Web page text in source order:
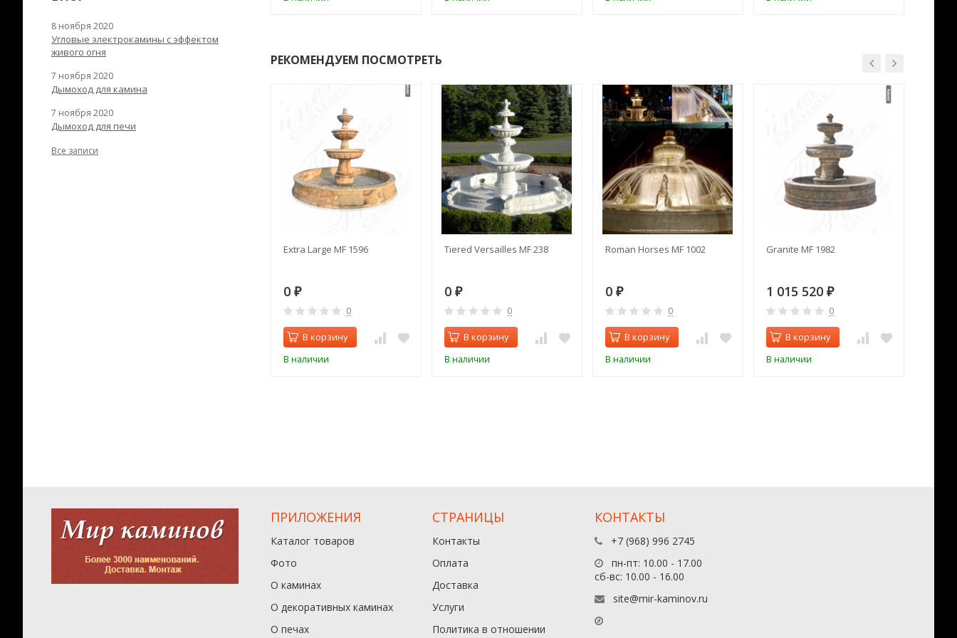
РЕКОМЕНДУЕМ ПОСМОТРЕТЬ
Extra Large MF 1596
0 ₽
0
В корзину
В наличии
Tiered Versailles MF 238
0 ₽
0
В корзину
В наличии
Roman Horses MF 1002
0 ₽
0
В корзину
В наличии
Granite MF 1982
1 015 520 ₽
0
В корзину
В наличии
8 ноября 2020
Угловые электрокамины с эффектом
живого огня
7 ноября 2020
Дымоход для камина
7 ноября 2020
Дымоход для печи
Все записи
ПРИЛОЖЕНИЯ
Каталог товаров
Фото
О каминах
О декоративных каминах
О печах
СТРАНИЦЫ
Контакты
Оплата
Доставка
Услуги
Политика в отношении
КОНТАКТЫ
+7 (968) 996 2745
пн-пт: 10.00 - 17.00
сб-вс: 10.00 - 16.00
site@mir-kaminov.ru